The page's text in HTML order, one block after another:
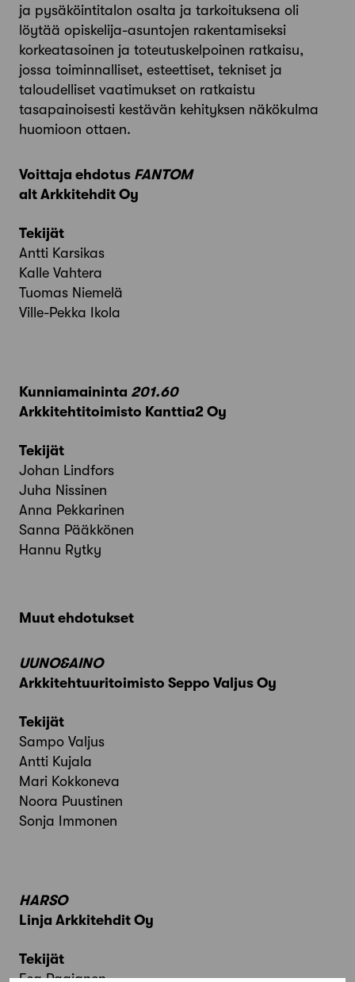
ja pysäköintitalon osalta ja tarkoituksena oli
löytää opiskelija-asuntojen rakentamiseksi
korkeatasoinen ja toteutuskelpoinen ratkaisu,
jossa toiminnalliset, esteettiset, tekniset ja
taloudelliset vaatimukset on ratkaistu
tasapainoisesti kestävän kehityksen näkökulma
huomioon ottaen.
Voittaja ehdotus FANTOM
alt Arkkitehdit Oy
Tekijät
Antti Karsikas
Kalle Vahtera
Tuomas Niemelä
Ville-Pekka Ikola
Kunniamaininta 201.60
Arkkitehtitoimisto Kanttia2 Oy
Tekijät
Johan Lindfors
Juha Nissinen
Anna Pekkarinen
Sanna Pääkkönen
Hannu Rytky
Muut ehdotukset
UUNO&AINO
Arkkitehtuuritoimisto Seppo Valjus Oy
Tekijät
Sampo Valjus
Antti Kujala
Mari Kokkoneva
Noora Puustinen
Sonja Immonen
HARSO
Linja Arkkitehdit Oy
Tekijät